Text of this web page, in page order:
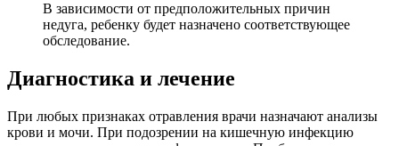
В зависимости от предположительных причин
недуга, ребенку будет назначено соответствующее
обследование.
Диагностика и лечение
При любых признаках отравления врачи назначают анализы
крови и мочи. При подозрении на кишечную инфекцию